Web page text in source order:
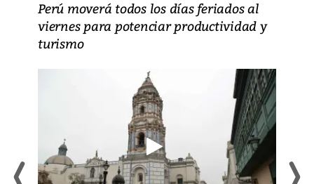
Perú moverá todos los días feriados al
viernes para potenciar productividad y
turismo